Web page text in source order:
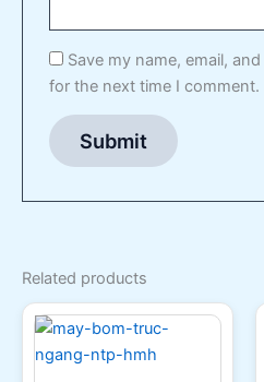
Save my name, email,
for the next time I comment.
Related products